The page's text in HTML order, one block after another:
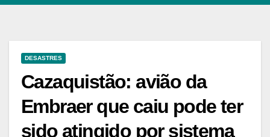
DESASTRES
Cazaquistão: avião da
Embraer que caiu pode ter
sido atingido por sistema